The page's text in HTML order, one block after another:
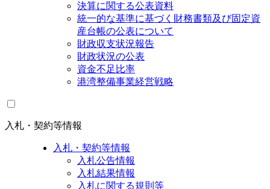
決算に関する公表資料
統一的な基準に基づく財務書類及び固定資
産台帳の公表について
財政収支状況報告
財政状況の公表
資金不足比率
港湾整備事業経営戦略
入札・契約等情報
入札・契約等情報
入札公告情報
入札結果情報
入札に関する規則等